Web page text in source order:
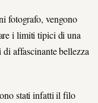
fotografo, vengono
i limiti tipici di una
affascinante bellezza
stati infatti il filo